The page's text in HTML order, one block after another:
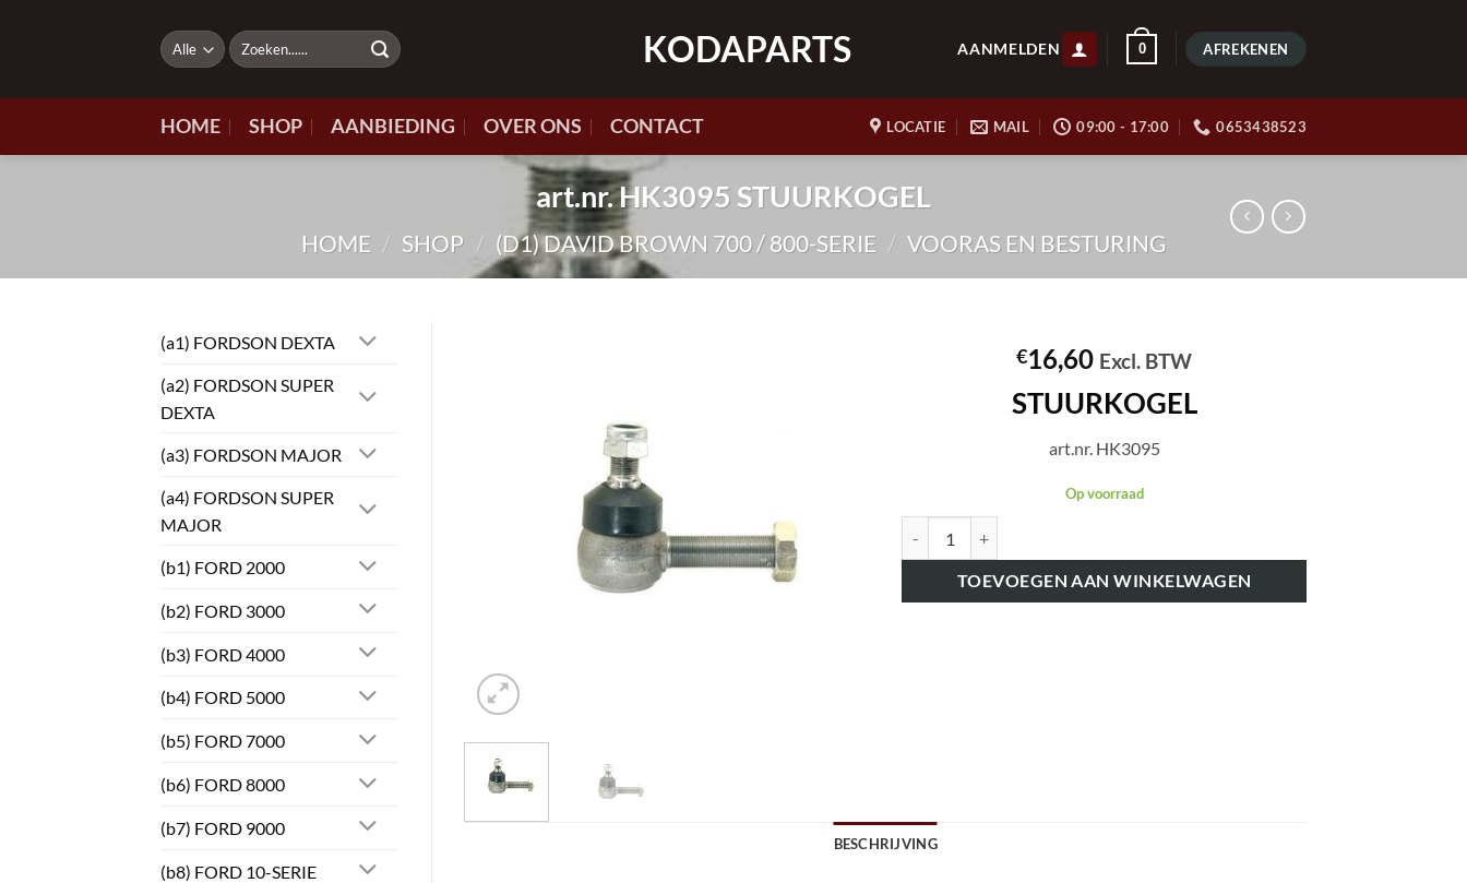
KODAPARTS
Zoeken
naar:
AANMELDEN 0 AFREKENEN
HOME SHOP AANBIEDING OVER ONS CONTACT LOCATIE MAIL 09:00 - 17:00 0653438523
art.nr. HK3095 STUURKOGEL
HOME / SHOP / (D1) DAVID BROWN 700 / 800-SERIE / VOORAS EN BESTURING
(a1) FORDSON DEXTA
(a2) FORDSON SUPER
DEXTA
(a3) FORDSON MAJOR
(a4) FORDSON SUPER
MAJOR
(b1) FORD 2000
(b2) FORD 3000
(b3) FORD 4000
(b4) FORD 5000
(b5) FORD 7000
(b6) FORD 8000
(b7) FORD 9000
(b8) FORD 10-SERIE
€16,60 Excl. BTW
STUURKOGEL
art.nr. HK3095
Op voorraad
TOEVOEGEN AAN WINKELWAGEN
BESCHRIJVING